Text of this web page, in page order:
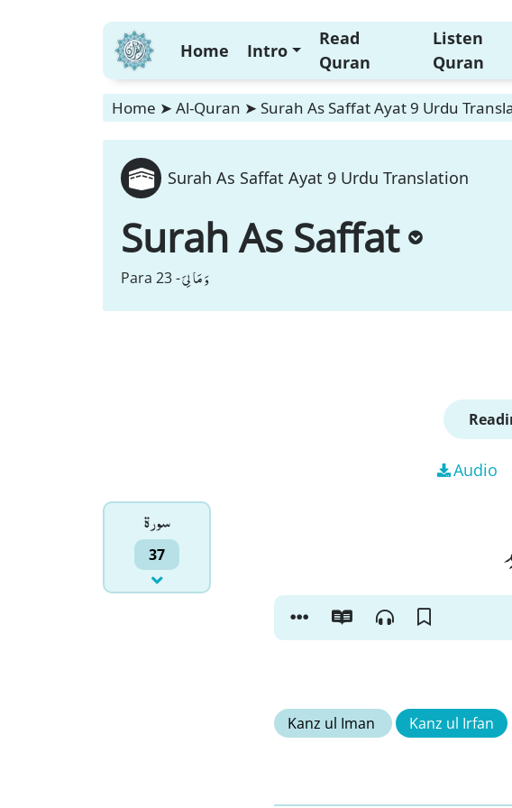
Home Intro
Read
Quran
Listen
Quran
Home ➤ Al-Quran ➤ Surah As Saffat Ayat 9 Urdu
Surah As Saffat Ayat 9 Urdu Translation
Surah As Saffat
Para 23 -وَ مَا لِیَ
Audio
سورۃ
37
Kanz ul Iman Kanz ul Irfan